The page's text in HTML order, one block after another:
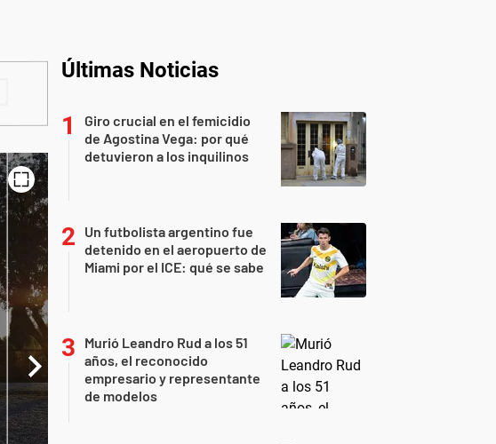
Últimas Noticias
Giro crucial en el femicidio
de Agostina Vega: por qué
detuvieron a los inquilinos
Un futbolista argentino fue
detenido en el aeropuerto de
Miami por el ICE: qué se sabe
Murió Leandro Rud a los 51
años, el reconocido
empresario y representante
de modelos